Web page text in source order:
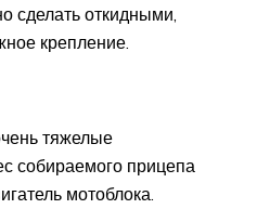
сделать откидными,
крепление.
тяжелые
собираемого прицепа
мотоблока.